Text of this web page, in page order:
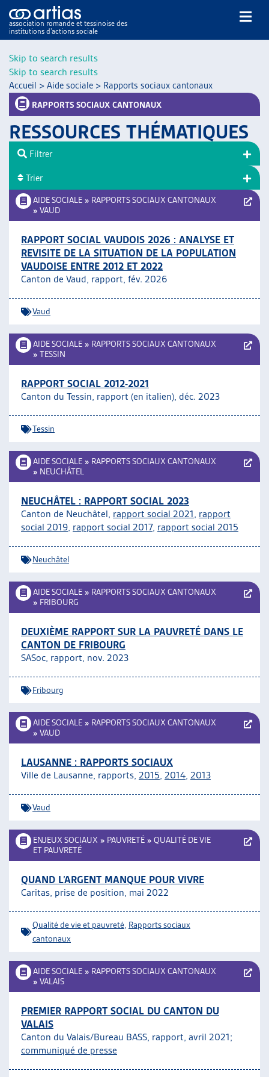
Skip to search results
Skip to search results
association romande et tessinoise des
institutions d’actions sociale
NOS PUBLICATIONS
DOSSIERS DU MOIS
VEILLE
RESSOURCES
GUIDE SOCIAL ROMAND
AUTRES
ARTIAS
PROJETS ET ACTIVITÉS
Accueil > Aide sociale > Rapports sociaux cantonaux
RAPPORTS SOCIAUX CANTONAUX
RESSOURCES THÉMATIQUES
AIDE SOCIALE » RAPPORTS SOCIAUX CANTONAUX
» VAUD
RAPPORT SOCIAL VAUDOIS 2026 : ANALYSE ET
REVISITE DE LA SITUATION DE LA POPULATION
VAUDOISE ENTRE 2012 ET 2022
Canton de Vaud, rapport, fév. 2026
Vaud
AIDE SOCIALE » RAPPORTS SOCIAUX CANTONAUX
» TESSIN
RAPPORT SOCIAL 2012-2021
Canton du Tessin, rapport (en italien), déc. 2023
Tessin
AIDE SOCIALE » RAPPORTS SOCIAUX CANTONAUX
» NEUCHÂTEL
NEUCHÂTEL : RAPPORT SOCIAL 2023
Canton de Neuchâtel, rapport social 2021, rapport
social 2019, rapport social 2017, rapport social 2015
Neuchâtel
AIDE SOCIALE » RAPPORTS SOCIAUX CANTONAUX
» FRIBOURG
DEUXIÈME RAPPORT SUR LA PAUVRETÉ DANS LE
CANTON DE FRIBOURG
SASoc, rapport, nov. 2023
Fribourg
AIDE SOCIALE » RAPPORTS SOCIAUX CANTONAUX
» VAUD
LAUSANNE : RAPPORTS SOCIAUX
Ville de Lausanne, rapports, 2015, 2014, 2013
Vaud
ENJEUX SOCIAUX » PAUVRETÉ » QUALITÉ DE VIE
ET PAUVRETÉ
QUAND L’ARGENT MANQUE POUR VIVRE
Caritas, prise de position, mai 2022
Qualité de vie et pauvreté Rapports sociaux
cantonaux
AIDE SOCIALE » RAPPORTS SOCIAUX CANTONAUX
» VALAIS
PREMIER RAPPORT SOCIAL DU CANTON DU
VALAIS
Canton du Valais/Bureau BASS, rapport, avril 2021;
communiqué de presse
Filtrer
Trier